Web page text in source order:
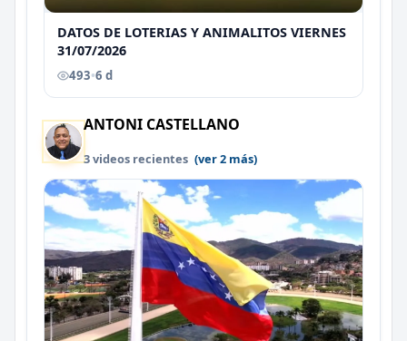
DATOS DE LOTERIAS Y ANIMALITOS VIERNES
31/07/2026
493•6 d
ANTONI CASTELLANO
3 videos recientes (ver 2 más)